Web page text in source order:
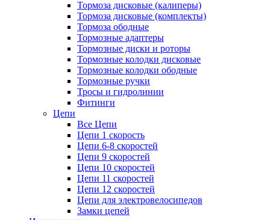
Тормоза дисковые (калиперы)
Тормоза дисковые (комплекты)
Тормоза ободные
Тормозные адаптеры
Тормозные диски и роторы
Тормозные колодки дисковые
Тормозные колодки ободные
Тормозные ручки
Тросы и гидролинии
Фитинги
Цепи
Все Цепи
Цепи 1 скорость
Цепи 6-8 скоростей
Цепи 9 скоростей
Цепи 10 скоростей
Цепи 11 скоростей
Цепи 12 скоростей
Цепи для электровелосипедов
Замки цепей